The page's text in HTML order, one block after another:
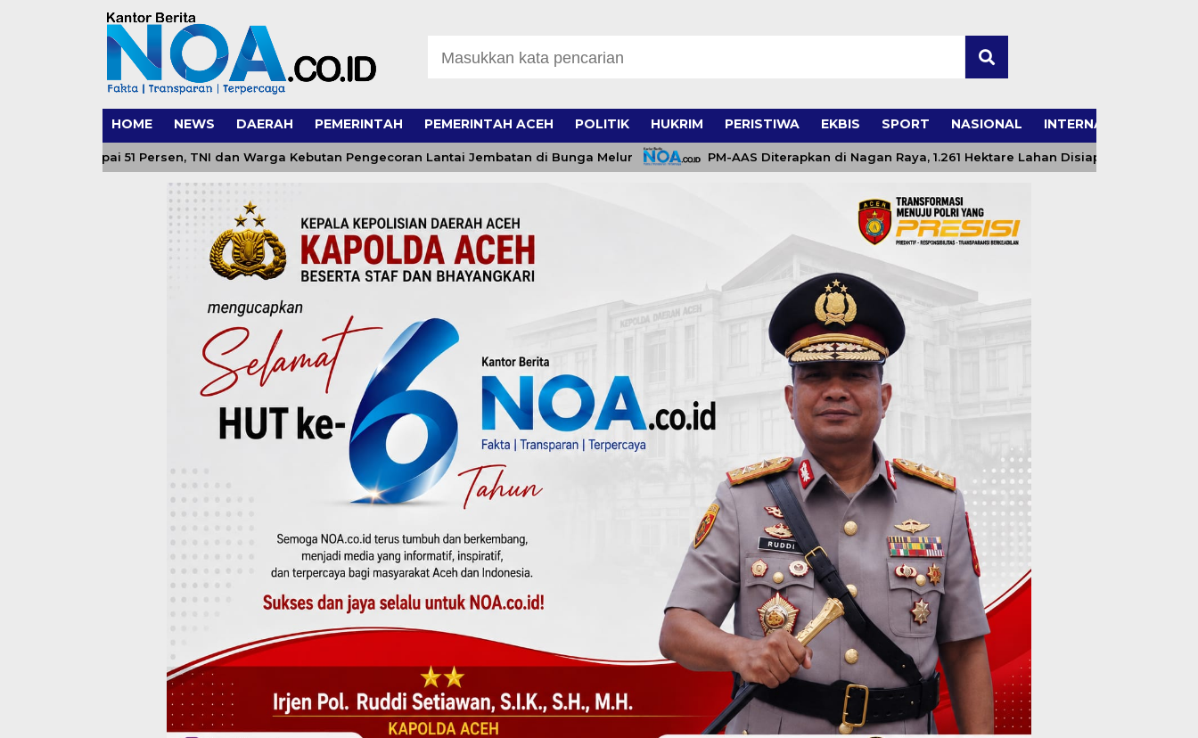
HOME NEWS DAERAH PEMERINTAH PEMERINTAH ACEH POLITIK HUKRIM PERISTIWA EKBIS SPORT NASIONAL INTERNASIONAL
Capai 51 Persen, TNI dan Warga Kebutan Pengecoran Lantai Jembatan di Bunga Melur PM-AAS Diterapkan di Nagan Raya, 1.261 Hektare Lahan Disiapkan untuk Pertanian